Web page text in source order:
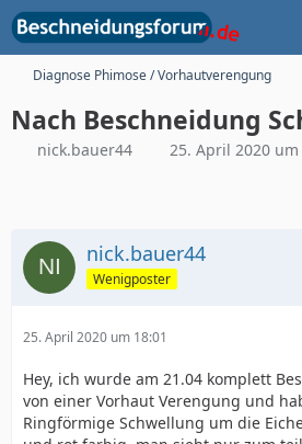
Diagnose Phimose / Vorhautverengung
Nach Beschneidung
nick.bauer44 25. April 2020 um
nick.bauer44
Wenigposter
25. April 2020 um 18:01
Hey, ich wurde am 21.04 komplett
von einer Vorhaut Verengung und
Ringförmige Schwellung um die